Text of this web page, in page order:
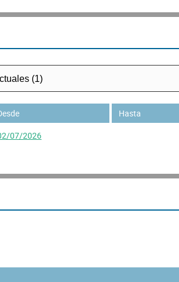
Hasta
07/2026